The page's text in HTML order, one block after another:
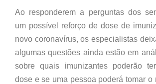
Ao responderem a perguntas dos
um possível reforço de dose de
novo coronavírus, os especialistas
algumas questões ainda estão em
sobre quais imunizantes poderão
dose e se uma pessoa poderá tomar o